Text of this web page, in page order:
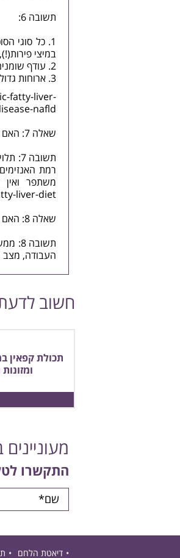
תשובה 6:
כל סוגי
במיצי
עודף
ארוחות
fatty-liver-
nafld/
שאלה 7: האם תזונה מותאמת אישית עוזרת ומשפרת את המצב?
משתפר
liver-diet
שאלה 8: האם הדיאטה קשה לביצוע?
העבודה, מצב
חשוב
תכולת קפאין
התקשרו
דיאטת הלחם